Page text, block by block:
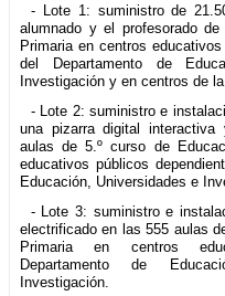
- Lote 1: suministro de
alumnado y el profesorado
Primaria en centros
del Departamento de
Investigación y en centros de
- Lote 2: suministro e
una pizarra digital
aulas de 5.º curso de
educativos públicos
Educación, Universidades e
- Lote 3: suministro e
electrificado en las 555 aulas
Primaria en centros
Departamento de
Investigación.